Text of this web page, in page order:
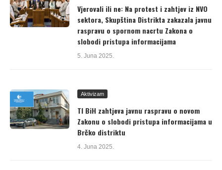
Vjerovali ili ne: Na protest i zahtjev iz NVO
sektora, Skupština Distrikta zakazala javnu
raspravu o spornom nacrtu Zakona o
slobodi pristupa informacijama
5. Juna 2025.
Aktivizam
TI BiH zahtjeva javnu raspravu o novom
Zakonu o slobodi pristupa informacijama u
Brčko distriktu
4. Juna 2025.